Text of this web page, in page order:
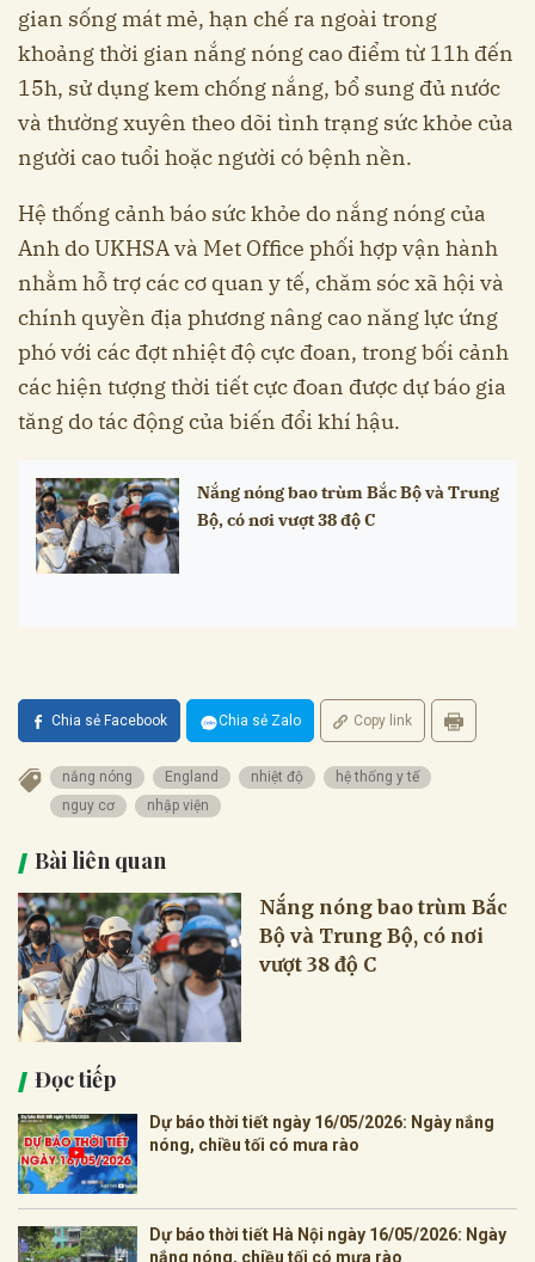
gian sống mát mẻ, hạn chế ra ngoài trong
khoảng thời gian nắng nóng cao điểm từ 11h đến
15h, sử dụng kem chống nắng, bổ sung đủ nước
và thường xuyên theo dõi tình trạng sức khỏe của
người cao tuổi hoặc người có bệnh nền.
Hệ thống cảnh báo sức khỏe do nắng nóng của
Anh do UKHSA và Met Office phối hợp vận hành
nhằm hỗ trợ các cơ quan y tế, chăm sóc xã hội và
chính quyền địa phương nâng cao năng lực ứng
phó với các đợt nhiệt độ cực đoan, trong bối cảnh
các hiện tượng thời tiết cực đoan được dự báo gia
tăng do tác động của biến đổi khí hậu.
Nắng nóng bao trùm Bắc Bộ và Trung
Bộ, có nơi vượt 38 độ C
Chia sẻ Facebook Chia sẻ Zalo Copy link
nắng nóng England nhiệt độ
hệ thống y tế
nguy cơ
nhập viện
Bài liên quan
Nắng nóng bao trùm Bắc
Bộ và Trung Bộ, có nơi
vượt 38 độ C
Đọc tiếp
Dự báo thời tiết ngày 16/05/2026: Ngày nắng
nóng, chiều tối có mưa rào
Dự báo thời tiết Hà Nội ngày 16/05/2026: Ngày
nắng nóng, chiều tối có mưa rào